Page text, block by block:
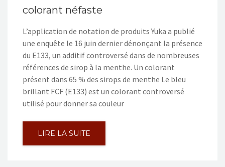
colorant néfaste
L’application de notation de produits Yuka a publié
une enquête le 16 juin dernier dénonçant la présence
du E133, un additif controversé dans de nombreuses
références de sirop à la menthe. Un colorant
présent dans 65 % des sirops de menthe Le bleu
brillant FCF (E133) est un colorant controversé
utilisé pour donner sa couleur
LIRE LA SUITE